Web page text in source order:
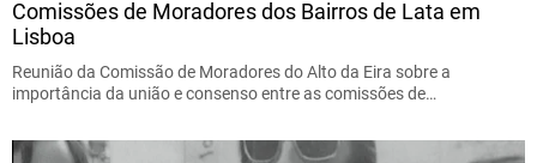
Comissões de Moradores dos Bairros de Lata em
Lisboa
Reunião da Comissão de Moradores do Alto da Eira sobre a
importância da união e consenso entre as comissões de…